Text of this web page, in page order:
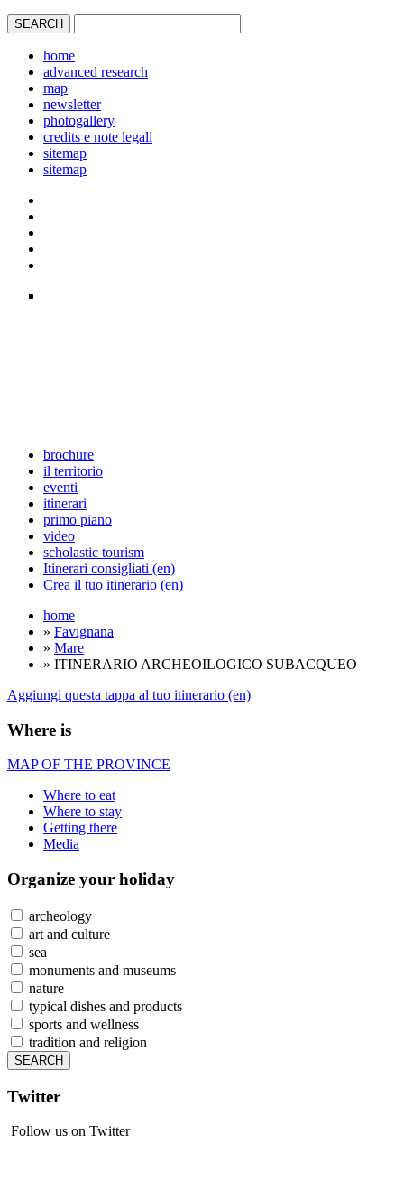
home
advanced research
map
newsletter
photogallery
credits e note legali
sitemap
sitemap
brochure
il territorio
eventi
itinerari
primo piano
video
scholastic tourism
Itinerari consigliati (en)
Crea il tuo itinerario (en)
home
» Favignana
» Mare
» ITINERARIO ARCHEOILOGICO SUBACQUEO
Aggiungi questa tappa al tuo itinerario (en)
Where is
MAP OF THE PROVINCE
Where to eat
Where to stay
Getting there
Media
Organize your holiday
archeology
art and culture
sea
monuments and museums
nature
typical dishes and products
sports and wellness
tradition and religion
Twitter
Follow us on Twitter